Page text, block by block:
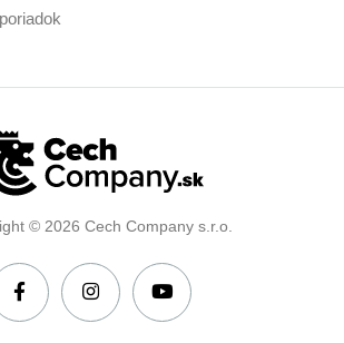
© 2026 Cech Company s.r.o.